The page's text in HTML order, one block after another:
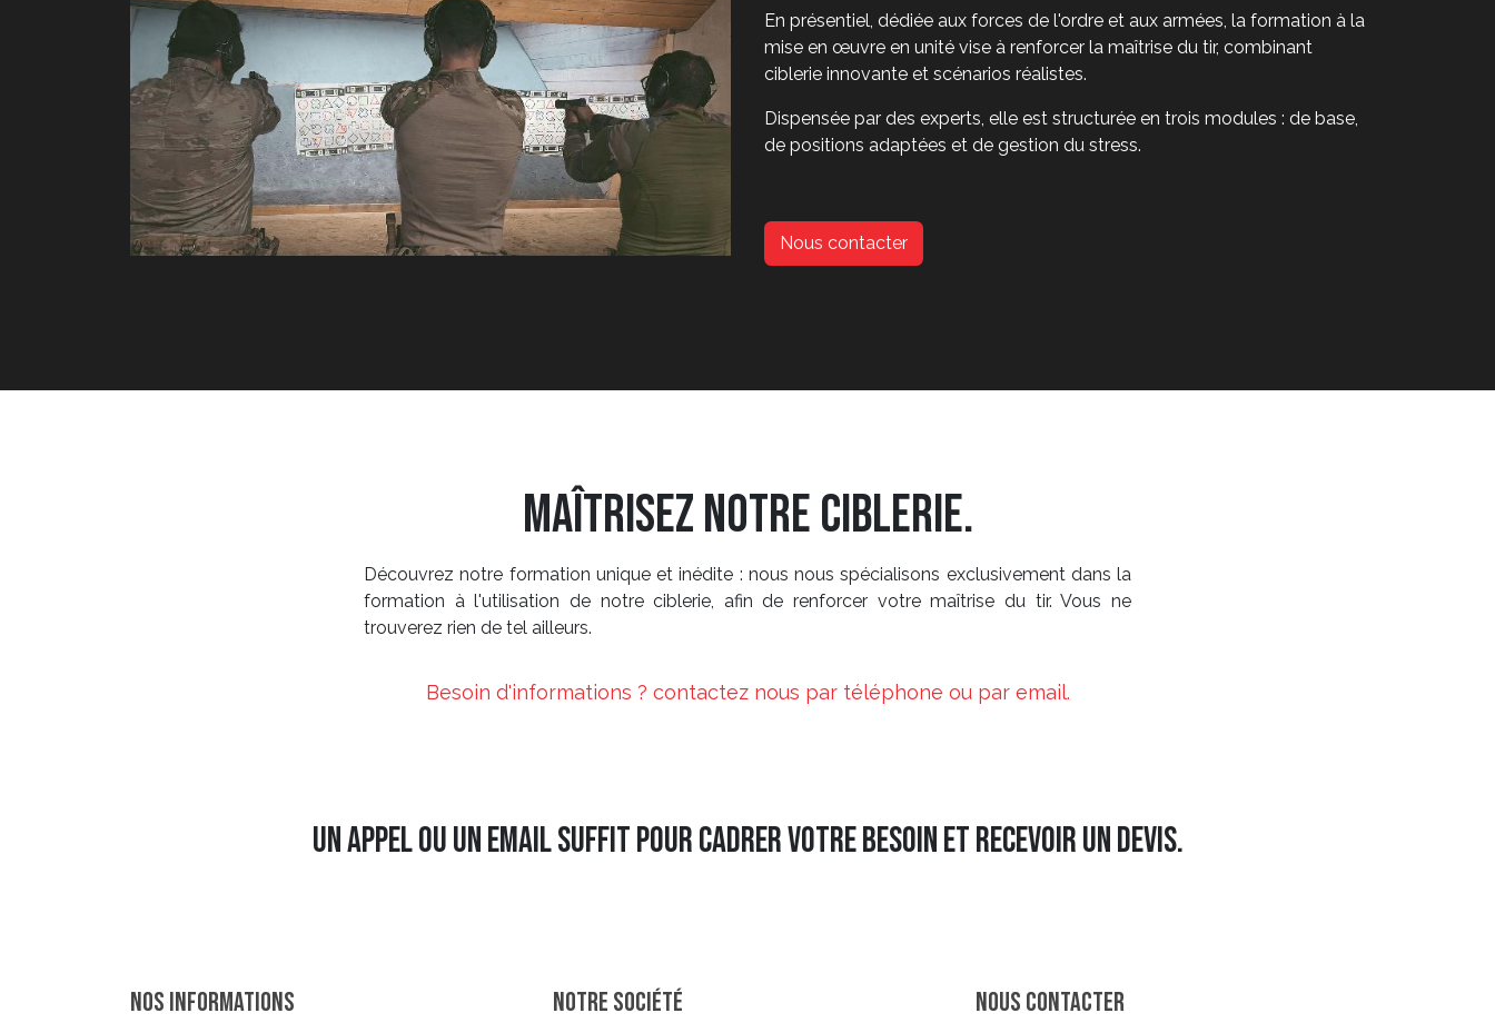
En présentiel, dédiée aux forces de l'ordre et aux armées, la formation à la
mise en œuvre en unité vise à renforcer la maîtrise du tir, combinant
ciblerie innovante et scénarios réalistes.
Dispensée par des experts, elle est structurée en trois modules : de base,
de positions adaptées et de gestion du stress.
Nous contacter
Maîtrisez notre Ciblerie.
Découvrez notre formation unique et inédite : nous nous spécialisons exclusivement dans la
formation à l'utilisation de notre ciblerie, afin de renforcer votre maîtrise du tir. Vous ne
trouverez rien de tel ailleurs.
Besoin d'informations ? contactez nous par téléphone ou par email.
Un appel ou un email suffit pour cadrer votre besoin et recevoir un devis.
Nos informations Notre société Nous contacter